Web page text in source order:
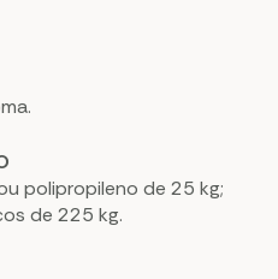
polipropileno de 25 kg;
de 225 kg.